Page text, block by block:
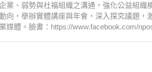
業、弱勢與社福組織之溝通，強化公益組織
向，舉辦實體講座與年會，深入探究議題，
媒體。臉書：https://www.facebook.com/